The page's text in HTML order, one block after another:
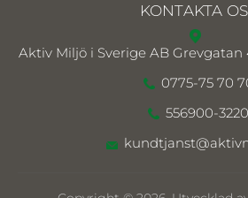
KONTAKTA
Aktiv Miljö i Sverige AB Grevgatan
0775-75 70
556900-3220